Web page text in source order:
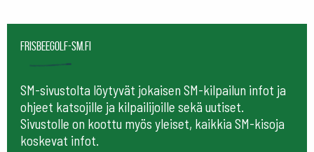
frisbeegolf-sm.fi
SM-sivustolta löytyvät jokaisen SM-kilpailun infot ja
ohjeet katsojille ja kilpailijoille sekä uutiset.
Sivustolle on koottu myös yleiset, kaikkia SM-kisoja
koskevat infot.